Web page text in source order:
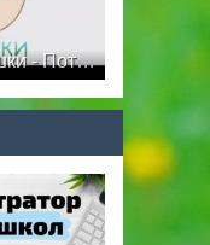
Ладушки, Ладушки - Потешки - Мультики для самых маленьких